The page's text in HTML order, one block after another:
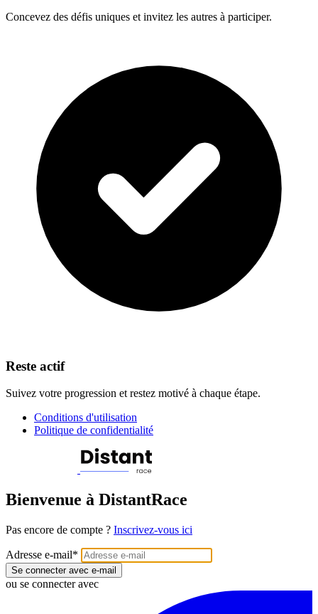
Concevez des défis uniques et invitez les autres à participer.
Reste actif
Suivez votre progression et restez motivé à chaque étape.
Conditions d'utilisation
Politique de confidentialité
Bienvenue à DistantRace
Pas encore de compte ? Inscrivez-vous ici
Adresse e-mail*
Se connecter avec e-mail
ou se connecter avec